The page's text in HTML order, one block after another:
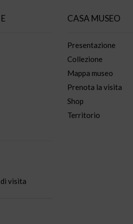
CASA MUSEO
Presentazione
Collezione
Mappa museo
Prenota la visita
Shop
Territorio
visita